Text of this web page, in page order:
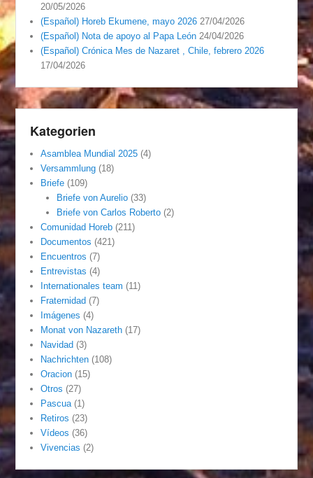
20/05/2026
(Español) Horeb Ekumene, mayo 2026 27/04/2026
(Español) Nota de apoyo al Papa León 24/04/2026
(Español) Crónica Mes de Nazaret , Chile, febrero 2026
17/04/2026
Kategorien
Asamblea Mundial 2025 (4)
Versammlung (18)
Briefe (109)
Briefe von Aurelio(33)
Briefe von Carlos Roberto(2)
Comunidad Horeb (211)
Documentos (421)
Encuentros (7)
Entrevistas (4)
Internationales team (11)
Fraternidad (7)
Imágenes (4)
Monat von Nazareth (17)
Navidad (3)
Nachrichten (108)
Oracion (15)
Otros (27)
Pascua (1)
Retiros (23)
Vídeos (36)
Vivencias (2)